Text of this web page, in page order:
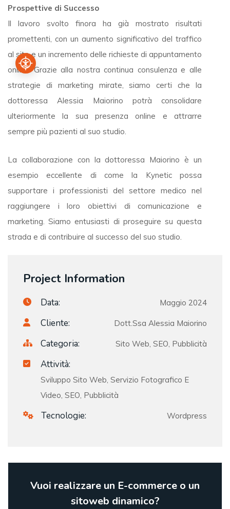
Prospettive di Successo
Il lavoro svolto finora ha già mostrato risultati
promettenti, con un aumento significativo del traffico
al sito e un incremento delle richieste di appuntamento
online. Grazie alla nostra continua consulenza e alle
strategie di marketing mirate, siamo certi che la
dottoressa Alessia Maiorino potrà consolidare
ulteriormente la sua presenza online e attrarre
sempre più pazienti al suo studio.
La collaborazione con la dottoressa Maiorino è un
esempio eccellente di come la Kynetic possa
supportare i professionisti del settore medico nel
raggiungere i loro obiettivi di comunicazione e
marketing. Siamo entusiasti di proseguire su questa
strada e di contribuire al successo del suo studio.
Project Information
Data: Maggio 2024
Cliente: Dott.ssa Alessia Maiorino
Categoria: Sito Web, SEO, Pubblicità
Attività:
Sviluppo Sito Web, Servizio Fotografico E
Video, SEO, Pubblicità
Tecnologie: Wordpress
Vuoi realizzare un E-commerce o un
sitoweb dinamico?